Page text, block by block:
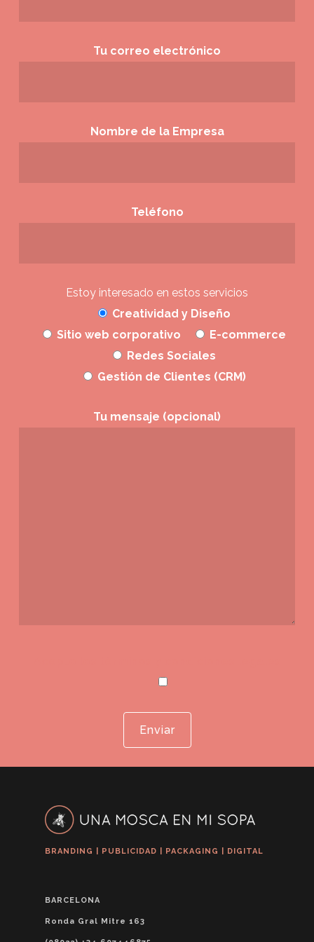
Tu correo electrónico
Nombre de la Empresa
Teléfono
Estoy interesado en estos servicios
Creatividad y Diseño
Sitio web corporativo
E-commerce
Redes Sociales
Gestión de Clientes (CRM)
Tu mensaje (opcional)
BRANDING | PUBLICIDAD | PACKAGING | DIGITAL
BARCELONA
Ronda Gral Mitre 163